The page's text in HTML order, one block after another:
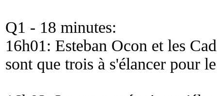
Q1 - 18 minutes:
16h01: Esteban Ocon et les
sont que trois à s'élancer pour